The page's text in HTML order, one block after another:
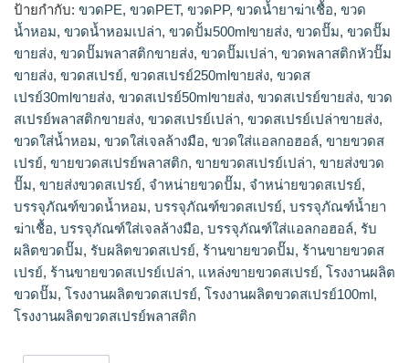
ขายส่ง,ขวดสเปรย์30mlขายส่ง,ขวดสเปรย์พลาสติกขายส่ง,ขวดส
เปรย์250mlขายส่ง,ขวดสเปรย์50mlขายส่ง,โรงงานผลิตขวดสเปรย์
พลาสติก,ขายขวดสเปรย์พลาสติก,ร้านขายขวดสเปรย์เปล่า,ขาย
ขวดสเปรย์เปล่า,โรงงานผลิตขวดสเปรย์100ml,ขวดสเปรย์เปล่า
ขายส่ง,dbaleขวดสเปรย์,แหล่งขายขวดสเปรย์,โรงงานผลิตขวด
ปั๊ม,จำหน่ายขวดปั๊ม,ขายส่งขวดปั๊ม,รับผลิตขวดปั๊ม,ขวดปั๊ม
ขายส่ง,ขวดปั๊มพลาสติกขายส่ง,ขวดปั้ม500mlขายส่ง,ร้านขายขวด
ปั๊ม,ขวดพลาสติกหัวปั๊มขายส่ง,plasticparkบรรจุภัณฑ์
ป้ายกำกับ: ขวดPE, ขวดPET, ขวดPP, ขวดน้ำยาฆ่าเชื้อ, ขวด
น้ำหอม, ขวดน้ำหอมเปล่า, ขวดปั้ม500mlขายส่ง, ขวดปั๊ม, ขวดปั๊ม
ขายส่ง, ขวดปั๊มพลาสติกขายส่ง, ขวดปั๊มเปล่า, ขวดพลาสติกหัวปั๊ม
ขายส่ง, ขวดสเปรย์, ขวดสเปรย์250mlขายส่ง, ขวดส
เปรย์30mlขายส่ง, ขวดสเปรย์50mlขายส่ง, ขวดสเปรย์ขายส่ง, ขวด
สเปรย์พลาสติกขายส่ง, ขวดสเปรย์เปล่า, ขวดสเปรย์เปล่าขายส่ง,
ขวดใส่น้ำหอม, ขวดใส่เจลล้างมือ, ขวดใส่แอลกอฮอล์, ขายขวดส
เปรย์, ขายขวดสเปรย์พลาสติก, ขายขวดสเปรย์เปล่า, ขายส่งขวด
ปั๊ม, ขายส่งขวดสเปรย์, จำหน่ายขวดปั๊ม, จำหน่ายขวดสเปรย์,
บรรจุภัณฑ์ขวดน้ำหอม, บรรจุภัณฑ์ขวดสเปรย์, บรรจุภัณฑ์น้ำยา
ฆ่าเชื้อ, บรรจุภัณฑ์ใส่เจลล้างมือ, บรรจุภัณฑ์ใส่แอลกอฮอล์, รับ
ผลิตขวดปั๊ม, รับผลิตขวดสเปรย์, ร้านขายขวดปั๊ม, ร้านขายขวดส
เปรย์, ร้านขายขวดสเปรย์เปล่า, แหล่งขายขวดสเปรย์, โรงงานผลิต
ขวดปั๊ม, โรงงานผลิตขวดสเปรย์, โรงงานผลิตขวดสเปรย์100ml,
โรงงานผลิตขวดสเปรย์พลาสติก